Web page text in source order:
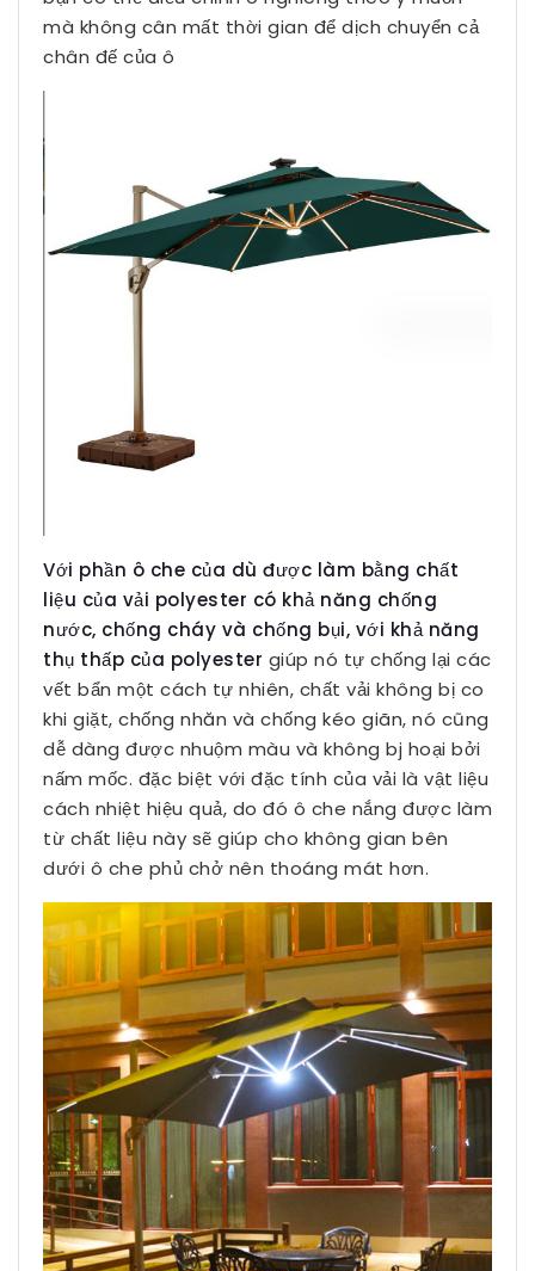
mà không cân mất thời gian để dịch chuyển cả
chân đế của ô
Với phần ô che của dù được làm bằng chất
liệu của vải polyester có khả năng chống
nước, chống cháy và chống bụi, với khả năng
thụ thấp của polyester giúp nó tự chống lại các
vết bẩn một cách tự nhiên, chất vải không bị co
khi giặt, chống nhăn và chống kéo giãn, nó cũng
dễ dàng được nhuộm màu và không bj hoại bởi
nấm mốc. đặc biệt với đặc tính của vải là vật liệu
cách nhiệt hiệu quả, do đó ô che nắng được làm
từ chất liệu này sẽ giúp cho không gian bên
dưới ô che phủ chở nên thoáng mát hơn.